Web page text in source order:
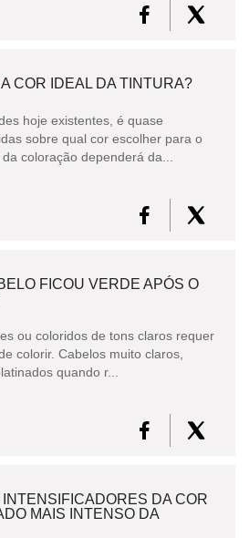
COR IDEAL DA TINTURA?
hoje existentes, é quase
sobre qual cor escolher para o
coloração dependerá da...
FICOU VERDE APÓS O
ou coloridos de tons claros requer
colorir. Cabelos muito claros,
quando r...
DA COR
MAIS INTENSO DA